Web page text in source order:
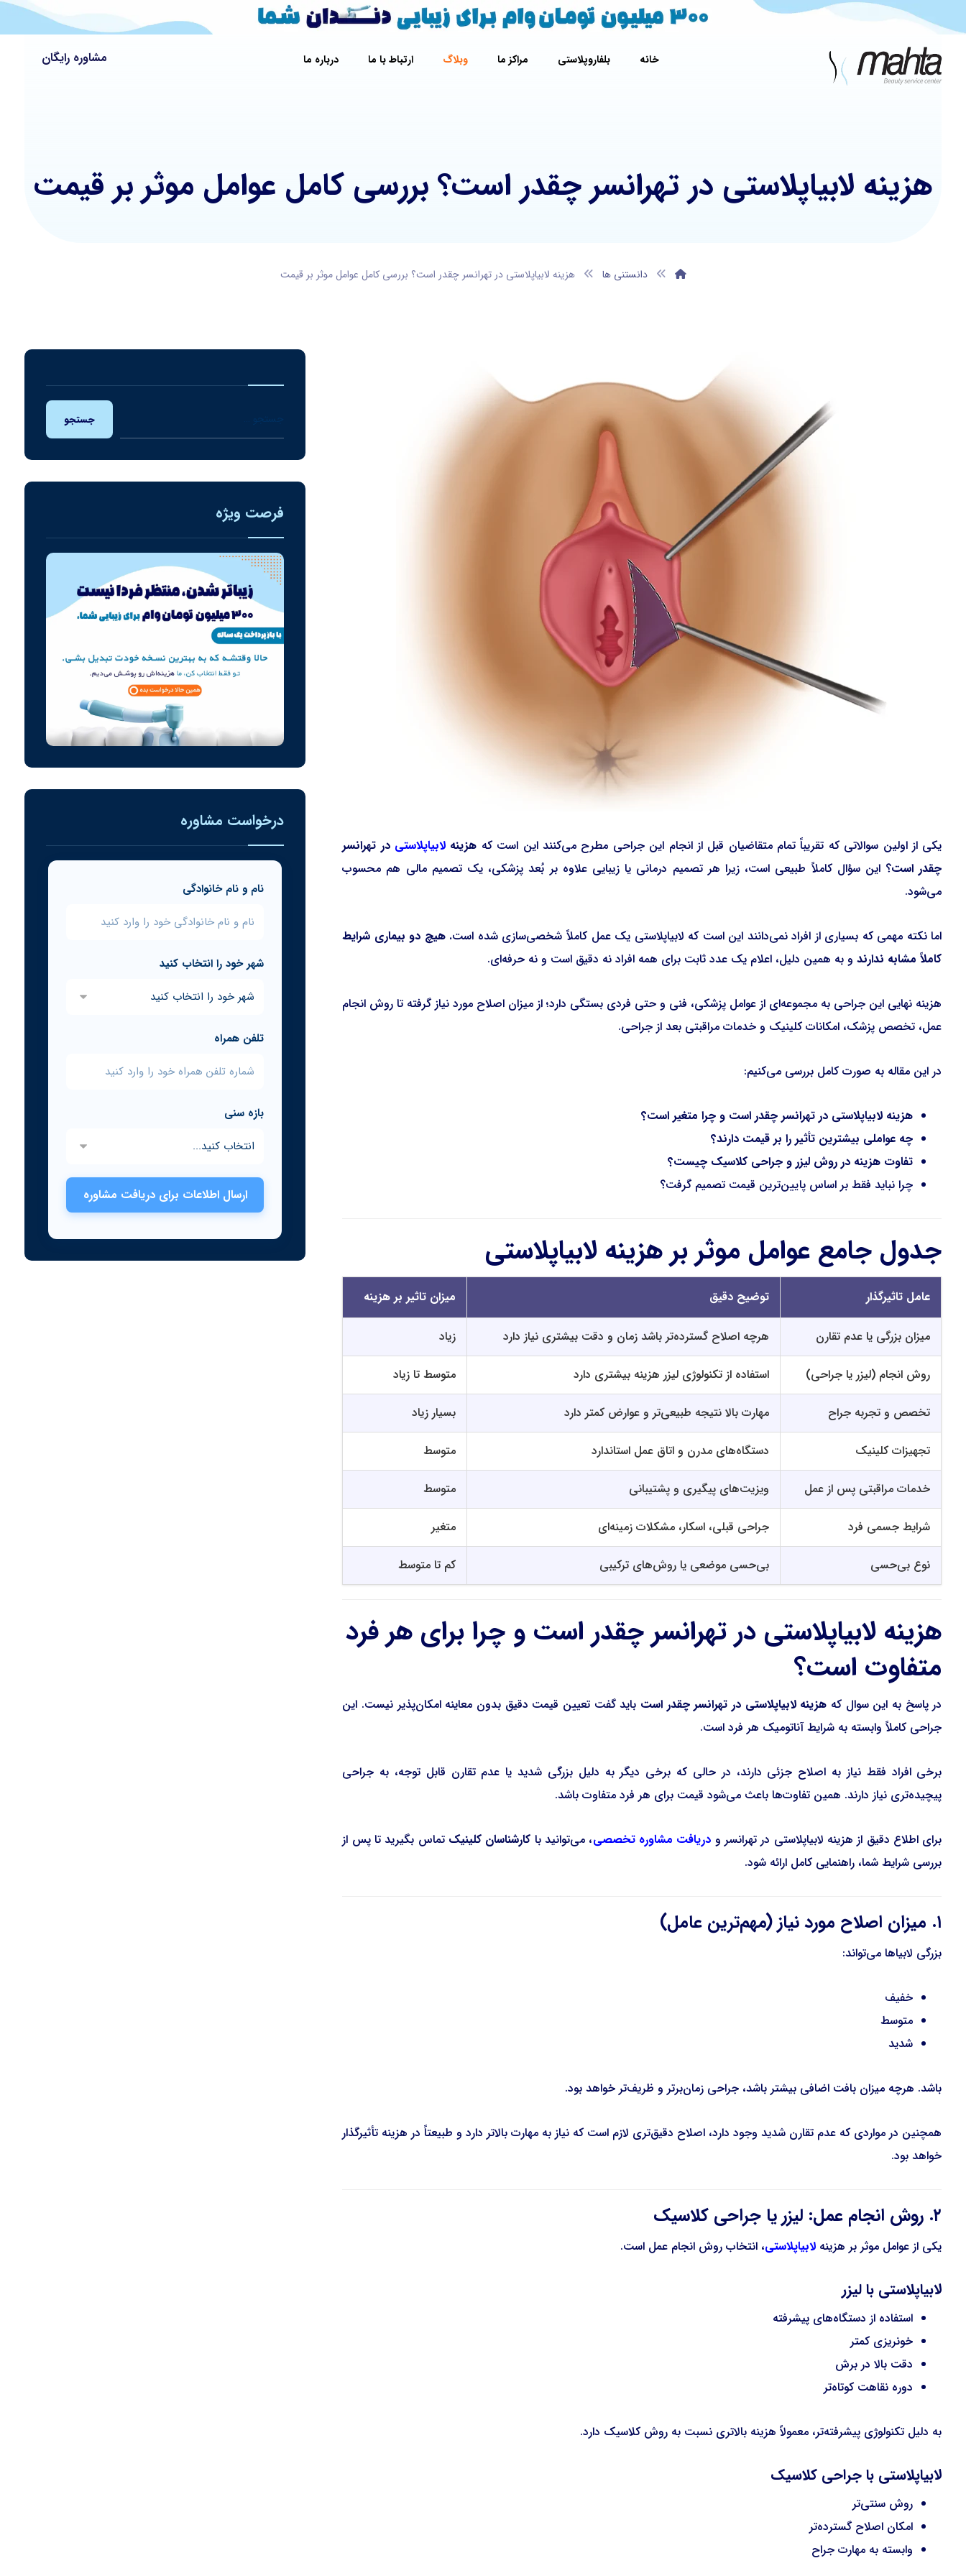
خانه بلفاروپلاستی مراکز ما وبلاگ ارتباط با ما درباره ما مشاوره رایگان
هزینه لابیاپلاستی در تهرانسر چقدر است؟ بررسی کامل عوامل موثر بر قیمت
دانستنی ها هزینه لابیاپلاستی در تهرانسر چقدر است؟ بررسی کامل عوامل موثر بر قیمت
یکی از اولین سوالاتی که تقریباً تمام متقاضیان قبل از انجام این جراحی مطرح می‌کنند این است که هزینه لابیاپلاستی در تهرانسر
چقدر است؟ این سؤال کاملاً طبیعی است، زیرا هر تصمیم درمانی یا زیبایی علاوه بر بُعد پزشکی، یک تصمیم مالی هم محسوب
می‌شود.
اما نکته مهمی که بسیاری از افراد نمی‌دانند این است که لابیاپلاستی یک عمل کاملاً شخصی‌سازی شده است. هیچ دو بیماری شرایط
کاملاً مشابه ندارندو به همین دلیل، اعلام یک عدد ثابت برای همه افراد نه دقیق است و نه حرفه‌ای.
هزینه نهایی این جراحی به مجموعه‌ای از عوامل پزشکی، فنی و حتی فردی بستگی دارد؛ از میزان اصلاح مورد نیاز گرفته تا روش انجام
عمل، تخصص پزشک، امکانات کلینیک و خدمات مراقبتی بعد از جراحی.
در این مقاله به صورت کامل بررسی می‌کنیم:
هزینه لابیاپلاستی در تهرانسر چقدر است و چرا متغیر است؟
چه عواملی بیشترین تأثیر را بر قیمت دارند؟
تفاوت هزینه در روش لیزر و جراحی کلاسیک چیست؟
چرا نباید فقط بر اساس پایین‌ترین قیمت تصمیم گرفت؟
جدول جامع عوامل موثر بر هزینه لابیاپلاستی
عامل تاثیرگذار توضیح دقیق میزان تاثیر بر هزینه
میزان بزرگی یا عدم تقارن هرچه اصلاح گسترده‌تر باشد زمان و دقت بیشتری نیاز دارد زیاد
روش انجام (لیزر یا جراحی) استفاده از تکنولوژی لیزر هزینه بیشتری دارد متوسط تا زیاد
تخصص و تجربه جراح مهارت بالا نتیجه طبیعی‌تر و عوارض کمتر دارد بسیار زیاد
تجهیزات کلینیک دستگاه‌های مدرن و اتاق عمل استاندارد متوسط
خدمات مراقبتی پس از عمل ویزیت‌های پیگیری و پشتیبانی متوسط
شرایط جسمی فرد جراحی قبلی، اسکار، مشکلات زمینه‌ای متغیر
نوع بی‌حسی بی‌حسی موضعی یا روش‌های ترکیبی کم تا متوسط
هزینه لابیاپلاستی در تهرانسر چقدر است و چرا برای هر فرد
متفاوت است؟
در پاسخ به این سوال که هزینه لابیاپلاستی در تهرانسر چقدر است باید گفت تعیین قیمت دقیق بدون معاینه امکان‌پذیر نیست. این
جراحی کاملاً وابسته به شرایط آناتومیک هر فرد است.
برخی افراد فقط نیاز به اصلاح جزئی دارند، در حالی که برخی دیگر به دلیل بزرگی شدید یا عدم تقارن قابل توجه، به جراحی
پیچیده‌تری نیاز دارند. همین تفاوت‌ها باعث می‌شود قیمت برای هر فرد متفاوت باشد.
برای اطلاع دقیق از هزینه لابیاپلاستی در تهرانسر و دریافت مشاوره تخصصی، می‌توانید با کارشناسان کلینیک تماس بگیرید تا پس از
بررسی شرایط شما، راهنمایی کامل ارائه شود.
۱. میزان اصلاح مورد نیاز (مهم‌ترین عامل)
بزرگی لابیاها می‌تواند:
خفیف
متوسط
شدید
باشد. هرچه میزان بافت اضافی بیشتر باشد، جراحی زمان‌برتر و ظریف‌تر خواهد بود.
همچنین در مواردی که عدم تقارن شدید وجود دارد، اصلاح دقیق‌تری لازم است که نیاز به مهارت بالاتر دارد و طبیعتاً در هزینه تأثیرگذار
خواهد بود.
۲. روش انجام عمل: لیزر یا جراحی کلاسیک
یکی از عوامل موثر بر هزینه لابیاپلاستی، انتخاب روش انجام عمل است.
لابیاپلاستی با لیزر
استفاده از دستگاه‌های پیشرفته
خونریزی کمتر
دقت بالا در برش
دوره نقاهت کوتاه‌تر
به دلیل تکنولوژی پیشرفته‌تر، معمولاً هزینه بالاتری نسبت به روش کلاسیک دارد.
لابیاپلاستی با جراحی کلاسیک
روش سنتی‌تر
امکان اصلاح گسترده‌تر
وابسته به مهارت جراح
جستجو
فرصت ویژه
درخواست مشاوره
نام و نام خانوادگی
شهر خود را انتخاب کنید
تلفن همراه
بازه سنی
ارسال اطلاعات برای دریافت مشاوره